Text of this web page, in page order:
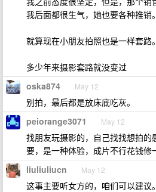
我后面都很生气，她也要各种推销。
就算现在小朋友拍照也是一样套路。
多少年来摄影套路就没变过
oska874 May 12
别拍，最后都是放床底吃灰。
peiorange3071 May 12
找朋友玩摄影的，自己找找想拍
要，是一种体验，成片不行花钱修
liuliuliucn May 12
这事主要听女方的，咱们可以建议